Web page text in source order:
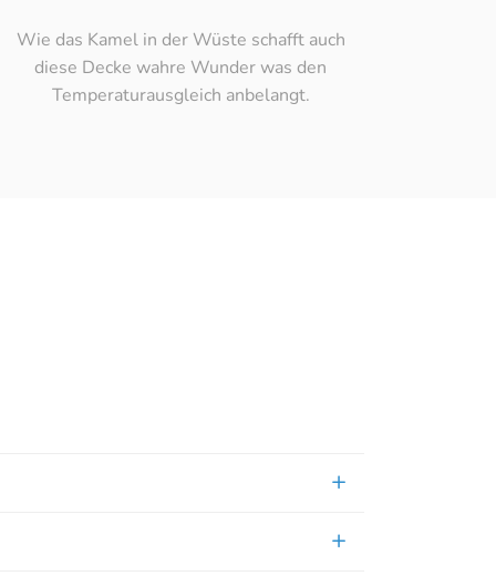
Wie das Kamel in der Wüste schafft auch
diese Decke wahre Wunder was den
Temperaturausgleich anbelangt.